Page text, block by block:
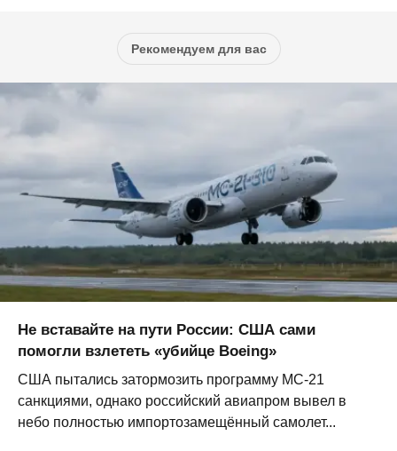
Рекомендуем для вас
Не вставайте на пути России: США сами
помогли взлететь «убийце Boeing»
США пытались затормозить программу МС-21
санкциями, однако российский авиапром вывел в
небо полностью импортозамещённый самолет...